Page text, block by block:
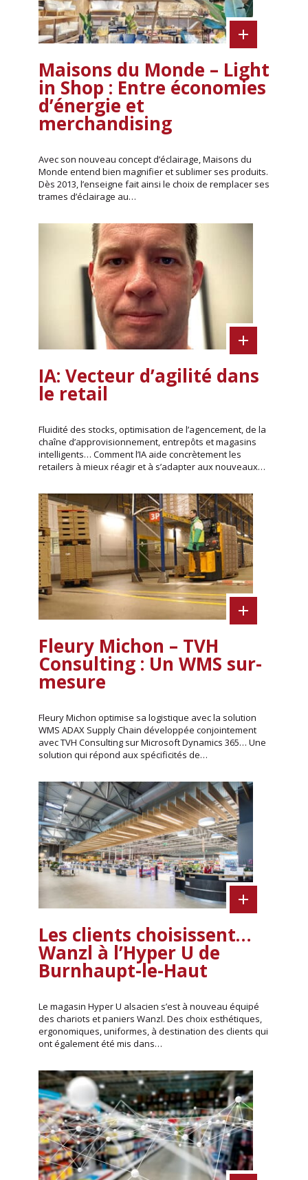
Maisons du Monde – Light
in Shop : Entre économies
d’énergie et
merchandising
Avec son nouveau concept d’éclairage, Maisons du
Monde entend bien magnifier et sublimer ses produits.
Dès 2013, l’enseigne fait ainsi le choix de remplacer ses
trames d’éclairage au…
IA: Vecteur d’agilité dans
le retail
Fluidité des stocks, optimisation de l’agencement, de la
chaîne d’approvisionnement, entrepôts et magasins
intelligents… Comment l’IA aide concrètement les
retailers à mieux réagir et à s’adapter aux nouveaux…
Fleury Michon – TVH
Consulting : Un WMS sur-
mesure
Fleury Michon optimise sa logistique avec la solution
WMS ADAX Supply Chain développée conjointement
avec TVH Consulting sur Microsoft Dynamics 365… Une
solution qui répond aux spécificités de…
Les clients choisissent…
Wanzl à l’Hyper U de
Burnhaupt-le-Haut
Le magasin Hyper U alsacien s’est à nouveau équipé
des chariots et paniers Wanzl. Des choix esthétiques,
ergonomiques, uniformes, à destination des clients qui
ont également été mis dans…